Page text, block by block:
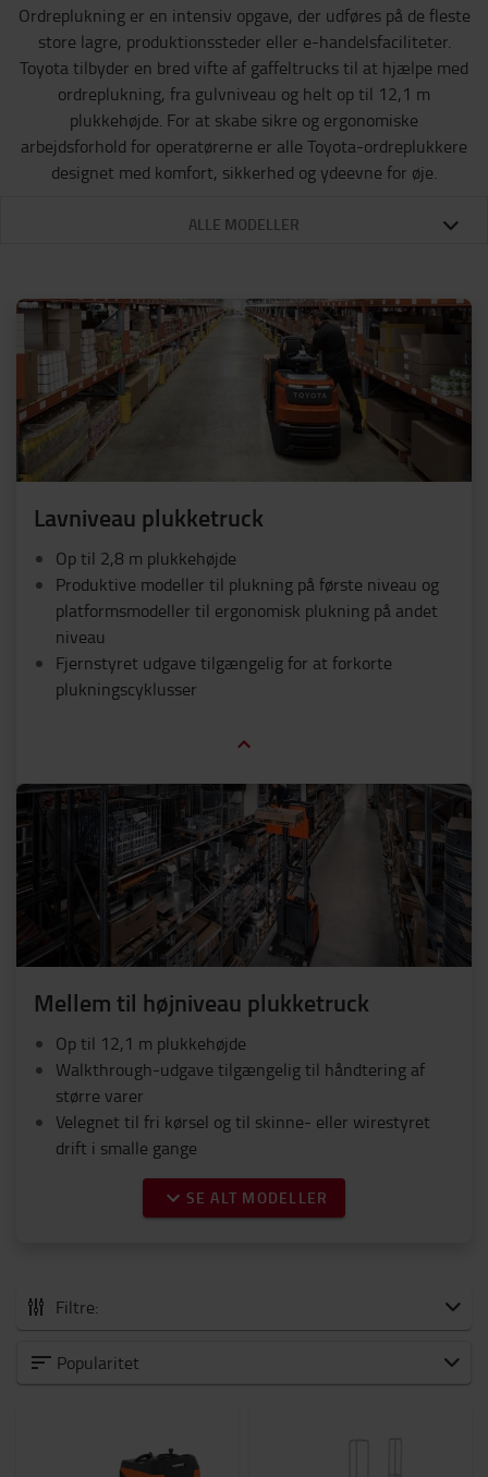
Ordreplukning er en intensiv opgave, der udføres på de fleste
store lagre, produktionssteder eller e-handelsfaciliteter.
Toyota tilbyder en bred vifte af gaffeltrucks til at hjælpe med
ordreplukning, fra gulvniveau og helt op til 12,1 m
plukkehøjde. For at skabe sikre og ergonomiske
arbejdsforhold for operatørerne er alle Toyota-ordreplukkere
designet med komfort, sikkerhed og ydeevne for øje.
ALLE MODELLER
Lavniveau plukketruck
Op til 2,8 m plukkehøjde
Produktive modeller til plukning på første niveau og
platformsmodeller til ergonomisk plukning på andet
niveau
Fjernstyret udgave tilgængelig for at forkorte
plukningscyklusser
Mellem til højniveau plukketruck
Op til 12,1 m plukkehøjde
Walkthrough-udgave tilgængelig til håndtering af
større varer
Velegnet til fri kørsel og til skinne- eller wirestyret
drift i smalle gange
SE ALT MODELLER
Filtre:
Alle plukketruck
Popularitet